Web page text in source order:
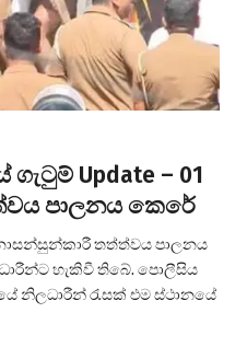
Update – 01
පාලනය කෙරේ
තත්ත්වය පාලනය
හැකිවී තිබේ. පොලීසිය
නිලධාරීන් රැසක් එම ස්ථානයේ